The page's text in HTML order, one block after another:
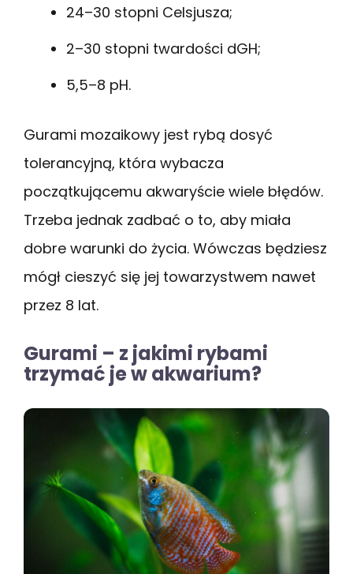
24–30 stopni Celsjusza;
2–30 stopni twardości dGH;
5,5–8 pH.
Gurami mozaikowy jest rybą dosyć
tolerancyjną, która wybacza
początkującemu akwaryście wiele błędów.
Trzeba jednak zadbać o to, aby miała
dobre warunki do życia. Wówczas będziesz
mógł cieszyć się jej towarzystwem nawet
przez 8 lat.
Gurami – z jakimi rybami
trzymać je w akwarium?